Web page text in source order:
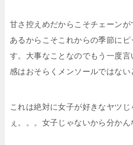
甘さ控えめだからこそチェーン
あるからこそこれからの季節にピ
す。大事なことなのでもう一度
感はおそらくメンソールではない
これは絶対に女子が好きなヤツじ
ぇ。。。女子じゃないから分かん